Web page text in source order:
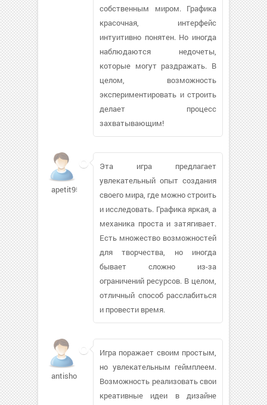
собственным миром. Графика
красочная, интерфейс
интуитивно понятен. Но иногда
наблюдаются недочеты,
которые могут раздражать. В
целом, возможность
экспериментировать и строить
делает процесс
захватывающим!
apetit95604
Эта игра предлагает
увлекательный опыт создания
своего мира, где можно строить
и исследовать. Графика яркая, а
механика проста и затягивает.
Есть множество возможностей
для творчества, но иногда
бывает сложно из-за
ограничений ресурсов. В целом,
отличный способ расслабиться
и провести время.
antishook717
Игра поражает своим простым,
но увлекательным геймплеем.
Возможность реализовать свои
креативные идеи в дизайне